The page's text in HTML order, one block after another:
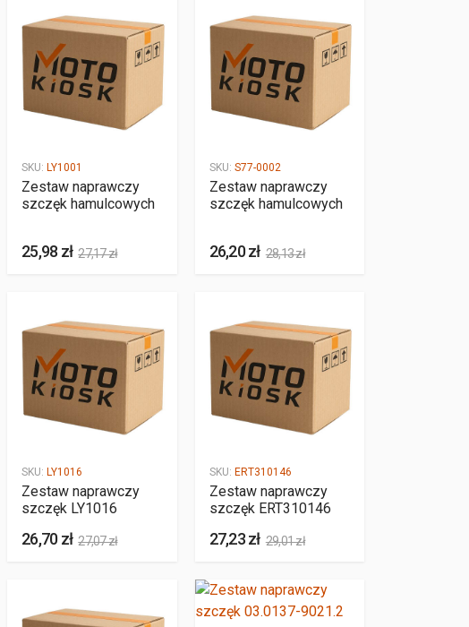
SKU: LY1001
Zestaw naprawczy
szczęk hamulcowych
25,98 zł 27,17 zł
SKU: S77-0002
Zestaw naprawczy
szczęk hamulcowych
26,20 zł 28,13 zł
SKU: LY1016
Zestaw naprawczy
szczęk LY1016
26,70 zł 27,07 zł
SKU: ERT310146
Zestaw naprawczy
szczęk ERT310146
27,23 zł 29,01 zł